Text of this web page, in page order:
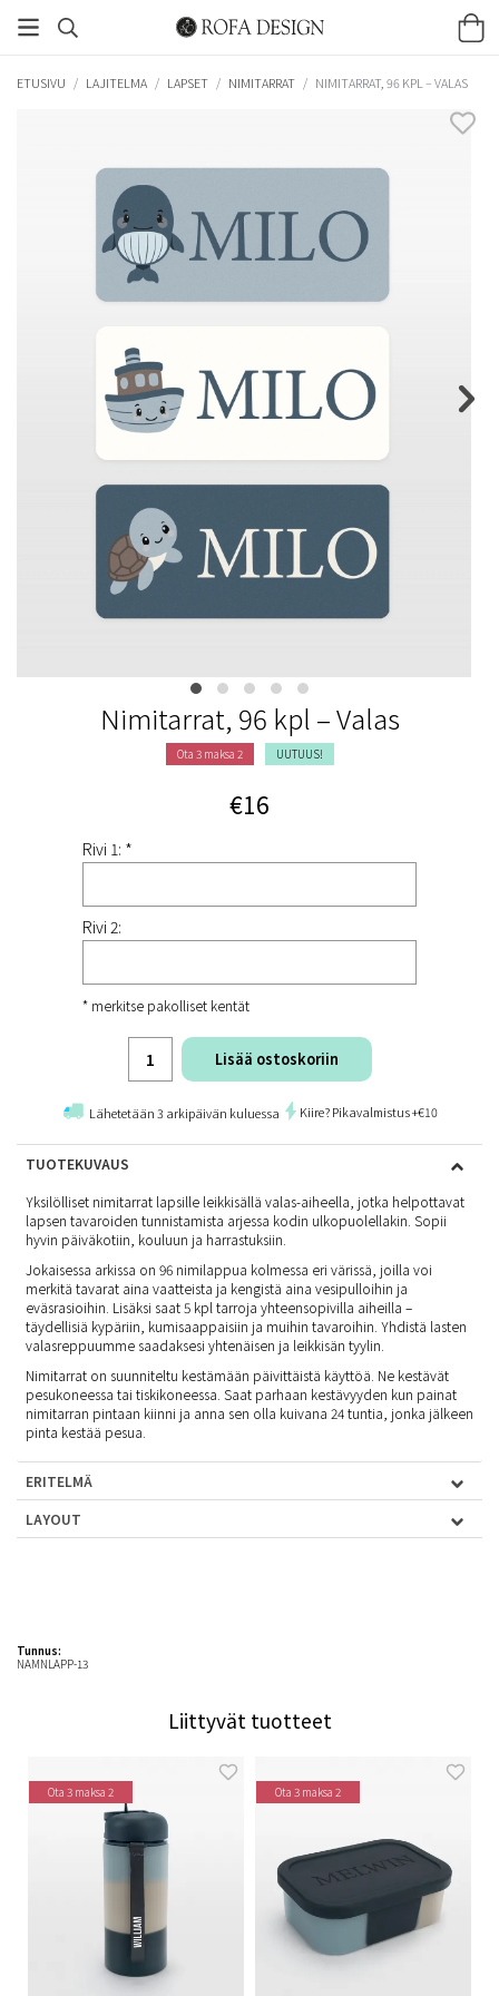
ETUSIVU / LAJITELMA / LAPSET / NIMITARRAT / NIMITARRAT, 96 KPL – VALAS
Nimitarrat, 96 kpl – Valas
Ota 3 maksa 2 UUTUUS!
€16
Rivi 1: *
Rivi 2:
* merkitse pakolliset kentät
Lisää ostoskoriin
Lähetetään 3 arkipäivän kuluessa Kiire? Pikavalmistus +€10
TUOTEKUVAUS
Yksilölliset nimitarrat lapsille leikkisällä valas-aiheella, jotka helpottavat
lapsen tavaroiden tunnistamista arjessa kodin ulkopuolellakin. Sopii
hyvin päiväkotiin, kouluun ja harrastuksiin.
Jokaisessa arkissa on 96 nimilappua kolmessa eri värissä, joilla voi
merkitä tavarat aina vaatteista ja kengistä aina vesipulloihin ja
eväsrasioihin. Lisäksi saat 5 kpl tarroja yhteensopivilla aiheilla –
täydellisiä kypäriin, kumisaappaisiin ja muihin tavaroihin. Yhdistä lasten
valasreppuumme saadaksesi yhtenäisen ja leikkisän tyylin.
Nimitarrat on suunniteltu kestämään päivittäistä käyttöä. Ne kestävät
pesukoneessa tai tiskikoneessa. Saat parhaan kestävyyden kun painat
nimitarran pintaan kiinni ja anna sen olla kuivana 24 tuntia, jonka jälkeen
pinta kestää pesua.
ERITELMÄ
LAYOUT
Tunnus:
NAMNLAPP-13
Liittyvät tuotteet
Ota 3 maksa 2 Ota 3 maksa 2